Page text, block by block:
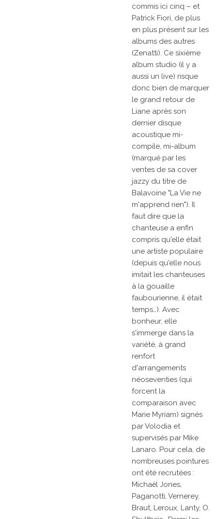
commis ici cinq – et
Patrick Fiori, de plus
en plus présent sur les
albums des autres
(Zenatti). Ce sixième
album studio (il y a
aussi un live) risque
donc bien de marquer
le grand retour de
Liane après son
dernier disque
acoustique mi-
compile, mi-album
(marqué par les
ventes de sa cover
jazzy du titre de
Balavoine "La Vie ne
m'apprend rien"). Il
faut dire que la
chanteuse a enfin
compris qu'elle était
une artiste populaire
(depuis qu'elle nous
imitait les chanteuses
à la gouaille
faubourienne, il était
temps…). Avec
bonheur, elle
s'immerge dans la
variété, à grand
renfort
d'arrangements
néoseventies (qui
forcent la
comparaison avec
Marie Myriam) signés
par Volodia et
supervisés par Mike
Lanaro. Pour cela, de
nombreuses pointures
ont été recrutées :
Michaël Jones,
Paganotti, Vernerey,
Braut, Leroux, Lanty, O.